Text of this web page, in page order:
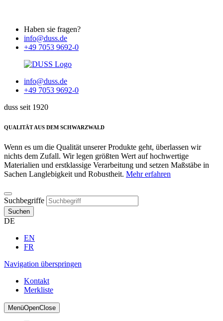
Haben sie fragen?
info@duss.de
+49 7053 9692-0
info@duss.de
+49 7053 9692-0
duss seit 1920
QUALITÄT AUS DEM SCHWARZWALD
Wenn es um die Qualität unserer Produkte geht, überlassen wir
nichts dem Zufall. Wir legen größten Wert auf hochwertige
Materialien und erstklassige Verarbeitung und setzen Maßstäbe in
Sachen Langlebigkeit und Robustheit. Mehr erfahren
Suchbegriffe
Suchen
DE
EN
FR
Navigation überspringen
Kontakt
Merkliste
MenüOpenClose